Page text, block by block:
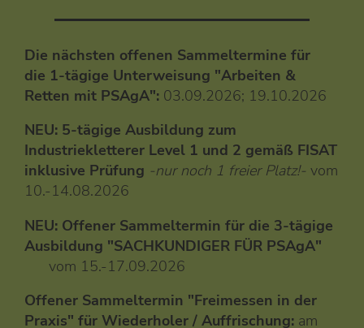
Die nächsten offenen Sammeltermine für
die 1-tägige Unterweisung "Arbeiten &
Retten mit PSAgA": 03.09.2026; 19.10.2026
NEU: 5-tägige Ausbildung zum
Industriekletterer Level 1 und 2 gemäß FISAT
inklusive Prüfung -nur noch 1 freier Platz!- vom
10.-14.08.2026
NEU: Offener Sammeltermin für die 3-tägige
Ausbildung "SACHKUNDIGER FÜR PSAgA"
vom 15.-17.09.2026
Offener Sammeltermin "Freimessen in der
Praxis" für Wiederholer / Auffrischung: am